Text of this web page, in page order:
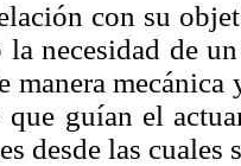
con su
la necesidad de
manera
que guían el
desde las